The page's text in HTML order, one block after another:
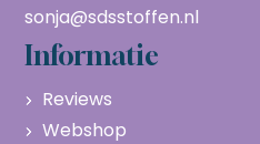
sonja@sdsstoffen.nl
Informatie
Reviews
Webshop